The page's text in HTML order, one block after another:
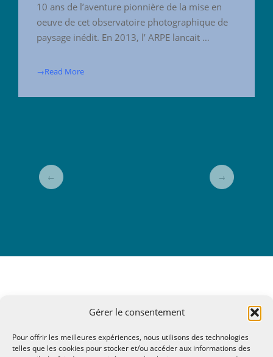
Gérer le consentement
Pour offrir les meilleures expériences, nous utilisons des technologies
telles que les cookies pour stocker et/ou accéder aux informations des
10 ans de l’aventure pionnière de la mise en
oeuve de cet observatoire photographique de
paysage inédit. En 2013, l’ ARPE lancait …
→Read More
← →